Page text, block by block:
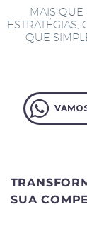
MAIS QUE
ESTRATÉGIAS,
QUE
SUA